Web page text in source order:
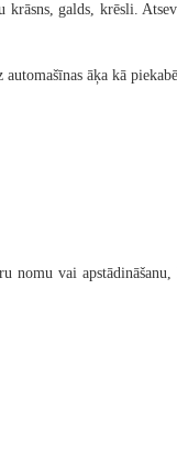
galds, krēsli.
āķa kā
nomu vai